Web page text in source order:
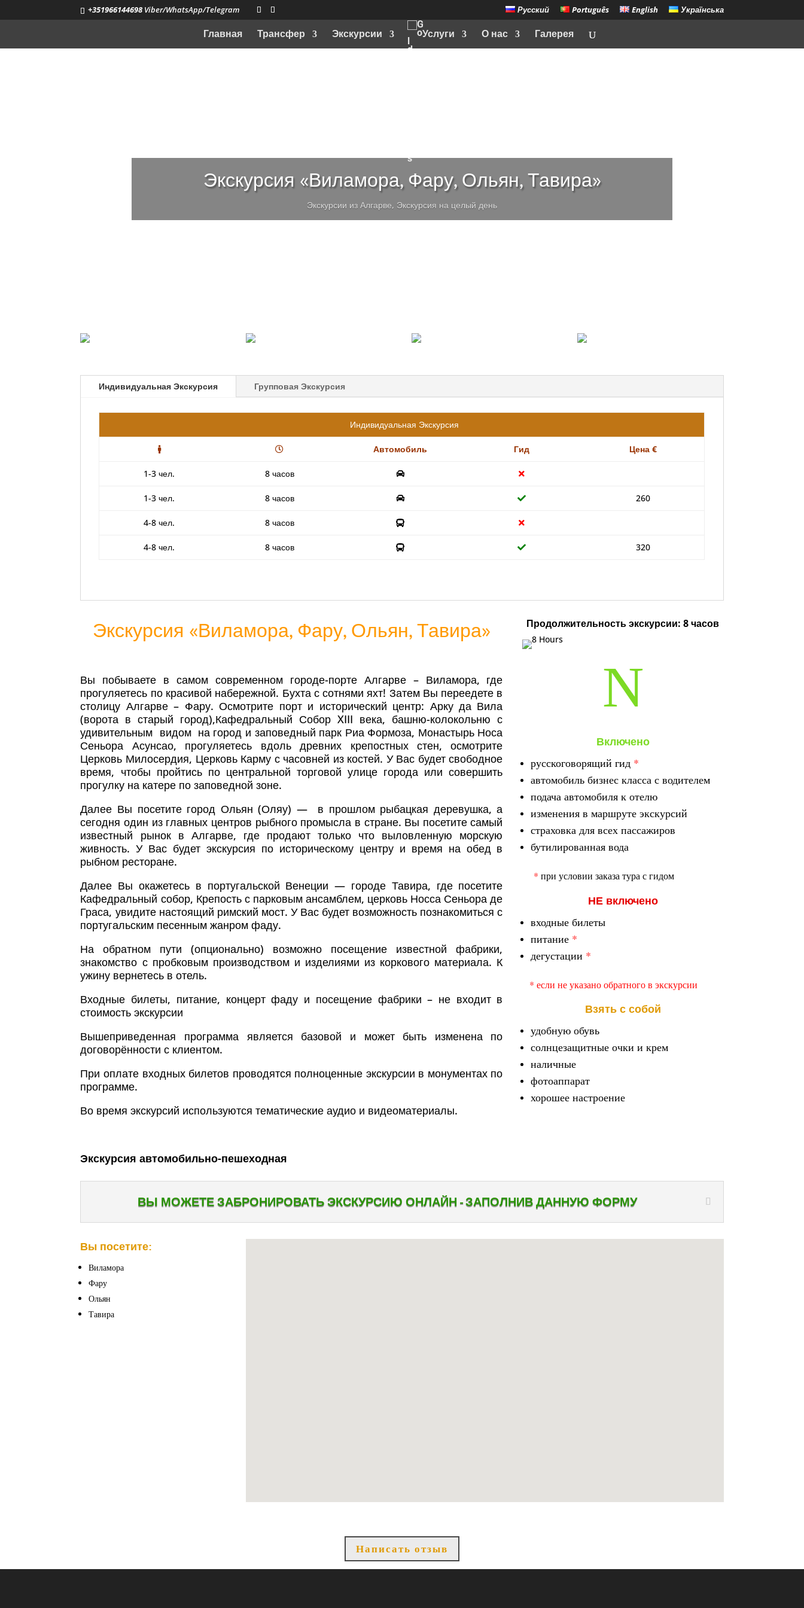
+351966144698 Viber/WhatsApp/Telegram Русский Português English Українська
Главная Трансфер Экскурсии Услуги О нас Галерея
Экскурсия «Виламора, Фару, Ольян, Тавира»
Экскурсии из Алгарве, Экскурсия на целый день
Индивидуальная Экскурсия Групповая Экскурсия
Индивидуальная Экскурсия
Автомобиль Гид Цена €
1-3 чел. 8 часов
1-3 чел. 8 часов 260
4-8 чел. 8 часов
4-8 чел. 8 часов 320
Экскурсия «Виламора, Фару, Ольян, Тавира»
Вы побываете в самом современном городе-порте Алгарве – Виламора, где
прогуляетесь по красивой набережной. Бухта с сотнями яхт! Затем Вы переедете в
столицу Алгарве – Фару. Осмотрите порт и исторический центр: Арку да Вила
(ворота в старый город),Кафедральный Собор XIII века, башню-колокольню с
удивительным видом на город и заповедный парк Риа Формоза, Монастырь Носа
Сеньора Асунсао, прогуляетесь вдоль древних крепостных стен, осмотрите
Церковь Милосердия, Церковь Карму с часовней из костей. У Вас будет свободное
время, чтобы пройтись по центральной торговой улице города или совершить
прогулку на катере по заповедной зоне.
Далее Вы посетите город Ольян (Оляу) — в прошлом рыбацкая деревушка, а
сегодня один из главных центров рыбного промысла в стране. Вы посетите самый
известный рынок в Алгарве, где продают только что выловленную морскую
живность. У Вас будет экскурсия по историческому центру и время на обед в
рыбном ресторане.
Далее Вы окажетесь в португальской Венеции — городе Тавира, где посетите
Кафедральный собор, Крепость с парковым ансамблем, церковь Носса Сеньора де
Граса, увидите настоящий римский мост. У Вас будет возможность познакомиться с
португальским песенным жанром фаду.
На обратном пути (опционально) возможно посещение известной фабрики,
знакомство с пробковым производством и изделиями из коркового материала. К
ужину вернетесь в отель.
Входные билеты, питание, концерт фаду и посещение фабрики – не входит в
стоимость экскурсии
Вышеприведенная программа является базовой и может быть изменена по
договорённости с клиентом.
При оплате входных билетов проводятся полноценные экскурсии в монументах по
программе.
Во время экскурсий используются тематические аудио и видеоматериалы.
Экскурсия автомобильно-пешеходная
Продолжительность экскурсии: 8 часов
N
Включено
русскоговорящий гид *
автомобиль бизнес класса с водителем
подача автомобиля к отелю
изменения в маршруте экскурсий
страховка для всех пассажиров
бутилированная вода
* при условии заказа тура с гидом
НЕ включено
входные билеты
питание *
дегустации *
* если не указано обратного в экскурсии
Взять с собой
удобную обувь
солнцезащитные очки и крем
наличные
фотоаппарат
хорошее настроение
ВЫ МОЖЕТЕ ЗАБРОНИРОВАТЬ ЭКСКУРСИЮ ОНЛАЙН - ЗАПОЛНИВ ДАННУЮ ФОРМУ
Вы посетите:
Виламора
Фару
Ольян
Тавира
Написать отзыв